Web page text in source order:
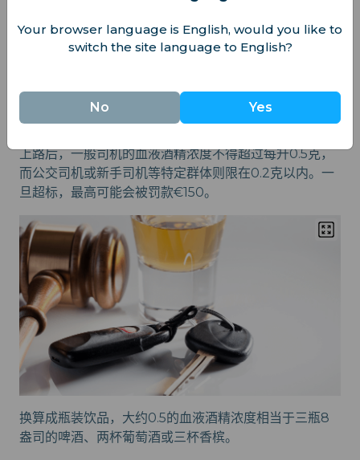
附近对玻璃瓶持十分谨慎的态度，即使是装非酒精
饮料的玻璃瓶也不允许出现。
酒后驾车在这里和其他地方一样是被严令禁止的，违者将
面临相应处罚。
上路后，一般司机的血液酒精浓度不得超过每升0.5克，
而公交司机或新手司机等特定群体则限在0.2克以内。一
旦超标，最高可能会被罚款€150。
换算成瓶装饮品，大约0.5的血液酒精浓度相当于三瓶8
盎司的啤酒、两杯葡萄酒或三杯香槟。
Your browser language is English, would you like to
switch the site language to English?
No Yes